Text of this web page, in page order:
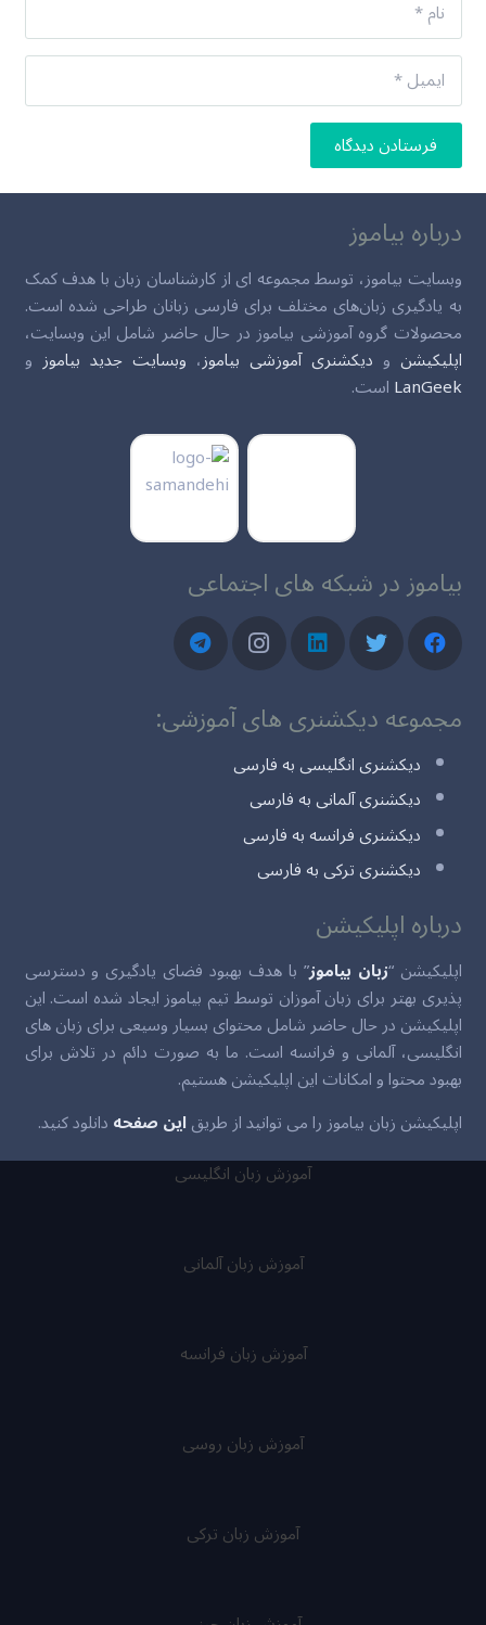
فرستادن دیدگاه
درباره بیاموز
وبسایت بیاموز، توسط مجموعه ای از کارشناسان زبان با هدف کمک
به یادگیری زبان‌های مختلف برای فارسی زبانان طراحی شده است.
محصولات گروه آموزشی بیاموز در حال حاضر شامل این وبسایت،
اپلیکیشن و دیکشنری آموزشی بیاموز، وبسایت جدید بیاموز و
LanGeekاست.
بیاموز در شبکه های اجتماعی
مجموعه دیکشنری های آموزشی:
دیکشنری انگلیسی به فارسی
دیکشنری آلمانی به فارسی
دیکشنری فرانسه به فارسی
دیکشنری ترکی به فارسی
درباره اپلیکیشن
اپلیکیشن “زبان بیاموز” با هدف بهبود فضای یادگیری و دسترسی
پذیری بهتر برای زبان آموزان توسط تیم بیاموز ایجاد شده است. این
اپلیکیشن در حال حاضر شامل محتوای بسیار وسیعی برای زبان های
انگلیسی، آلمانی و فرانسه است. ما به صورت دائم در تلاش برای
بهبود محتوا و امکانات این اپلیکیشن هستیم.
اپلیکیشن زبان بیاموز را می توانید از طریقاین صفحهدانلود کنید.
آموزش زبان انگلیسی
آموزش زبان آلمانی
آموزش زبان فرانسه
آموزش زبان روسی
آموزش زبان ترکی